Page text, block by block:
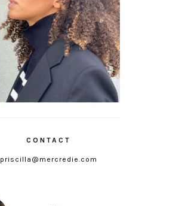
CONTACT
priscilla@mercredie.com